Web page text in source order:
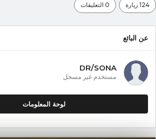
124 زيارة 0 التعليقات
عن البائع
DR/SONA
مستخدم غير مسجل
لوحة المعلومات